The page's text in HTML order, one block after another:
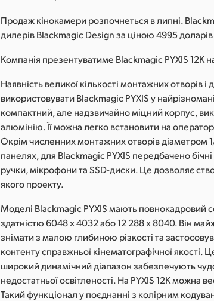
Продаж кінокамери розпочнеться в липні.
дилерів Blackmagic Design за ціною 4995
Компанія презентуватиме Blackmagic PYXIS 12K
Наявність великої кількості монтажних отворів
використовувати Blackmagic PYXIS у
компактний, але надзвичайно міцний корпус,
алюмінію. Її можна легко встановити на
Окрім численних монтажних отворів діаметром
панелях, для Blackmagic PYXIS передбачено
ручки, мікрофони та SSD-диски. Це дозволяє
якого проекту.
Моделі Blackmagic PYXIS мають повнокадровий
здатністю 6048 x 4032 або 12 288 x 8040. Він
знімати з малою глибиною різкості та
контенту справжньої кінематографічної
широкий динамічний діапазон забезпечують
недостатньої освітленості. На PYXIS 12K можна
Такий функціонал у поєднанні з колірним